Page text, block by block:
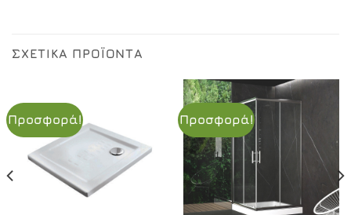
ΣΧΕΤΙΚΆ ΠΡΟΪΌΝΤΑ
Προσφορά! Προσφορά!